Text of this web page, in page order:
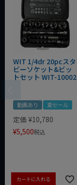
WIT 1/4dr 20pcスタ
ビーソケット&ビッ
トセット WIT-10002
動画あり 夏セール
定価 ¥10,780
¥5,500税込
カートに入れる